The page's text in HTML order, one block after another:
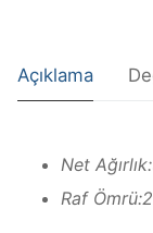
Açıklama
Net
Raf